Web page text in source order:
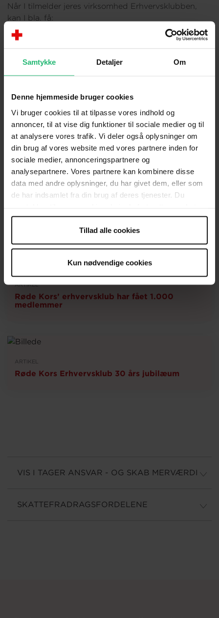
Samtykke Detaljer Om
Denne hjemmeside bruger cookies
Vi bruger cookies til at tilpasse vores indhold og
annoncer, til at vise dig funktioner til sociale medier og til
at analysere vores trafik. Vi deler også oplysninger om
din brug af vores website med vores partnere inden for
sociale medier, annonceringspartnere og
analysepartnere. Vores partnere kan kombinere disse
data med andre oplysninger, du har givet dem, eller som
de har indsamlet fra din brug af deres tjenester. Du
anvende vores hjemmeside.
Tillad alle cookies
Kun nødvendige cookies
Når I tilmelder jeres virksomhed Erhvervsklubben,
kan I bla. få:
takkeannonce på LinkedIn og Facebook
Jeres logo med link til jeres hjemmeside på
Læs mere om de mange fordele ved et
erhvervsmedlemskab længere nede på siden.
Se hvem der er med i Erhvervsklubben
ARTIKEL
Røde Kors’ erhvervsklub har fået 1.000
medlemmer
ARTIKEL
Røde Kors Erhvervsklub 30 års jubilæum
VIS I TAGER ANSVAR - OG SKAB MERVÆRDI
SKATTEFRADRAGSFORDELENE